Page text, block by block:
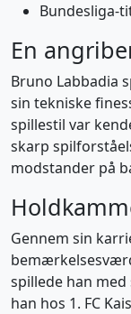
Bundesliga-
En
Bruno Labbadia
sin tekniske
spillestil var
skarp
modstander på
Gennem sin
spillede han
han hos 1. FC